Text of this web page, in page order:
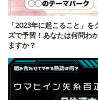
「2023年に起こること」を
ズで予習！あなたは何問わ
ますか？